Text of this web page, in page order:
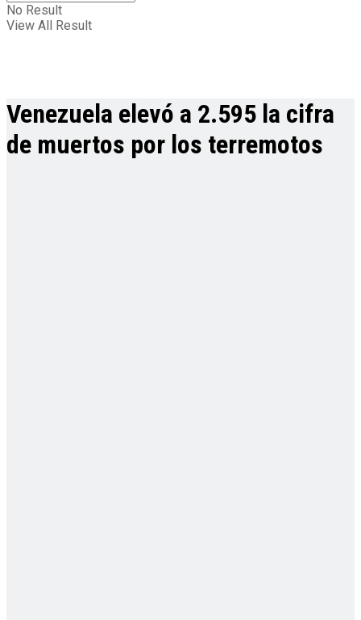
No Result
View All Result
Venezuela elevó a 2.595 la cifra
de muertos por los terremotos